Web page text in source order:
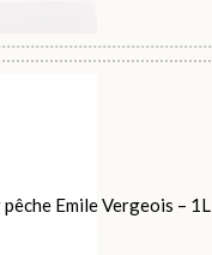
Emile Vergeois – 1L